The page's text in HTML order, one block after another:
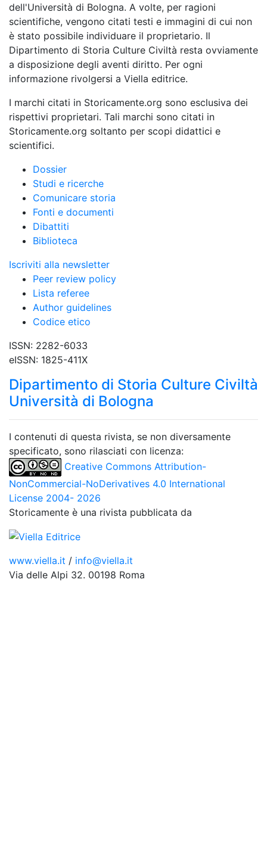
dell'Università di Bologna. A volte, per ragioni
scientifiche, vengono citati testi e immagini di cui non
è stato possibile individuare il proprietario. Il
Dipartimento di Storia Culture Civiltà resta ovviamente
a disposizione degli aventi diritto. Per ogni
informazione rivolgersi a Viella editrice.
I marchi citati in Storicamente.org sono esclusiva dei
rispettivi proprietari. Tali marchi sono citati in
Storicamente.org soltanto per scopi didattici e
scientifici.
Dossier
Studi e ricerche
Comunicare storia
Fonti e documenti
Dibattiti
Biblioteca
Iscriviti alla newsletter
Peer review policy
Lista referee
Author guidelines
Codice etico
ISSN: 2282-6033
eISSN: 1825-411X
Dipartimento di Storia Culture Civiltà
Università di Bologna
I contenuti di questa rivista, se non diversamente
specificato, sono rilasciati con licenza:
Creative Commons Attribution-
NonCommercial-NoDerivatives 4.0 International
License 2004- 2026
Storicamente è una rivista pubblicata da
www.viella.it / info@viella.it
Via delle Alpi 32. 00198 Roma